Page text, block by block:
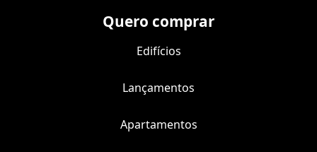
Quero comprar
Edifícios
Lançamentos
Apartamentos